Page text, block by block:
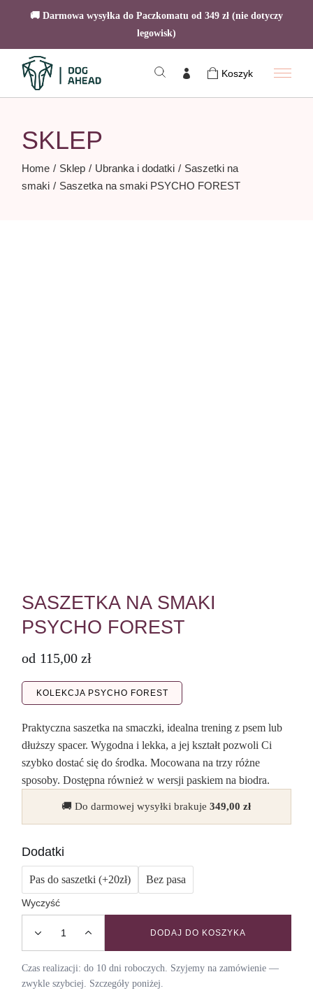
🚚 Darmowa wysyłka do Paczkomatu od 349 zł (nie dotyczy
legowisk)
content
Koszyk
SKLEP
Home Sklep Ubranka i dodatki
Saszetki na
smaki
Saszetka na smaki PSYCHO FOREST
SASZETKA NA SMAKI
PSYCHO FOREST
od 115,00 zł
KOLEKCJA PSYCHO FOREST
Praktyczna saszetka na smaczki, idealna trening z psem lub
dłuższy spacer. Wygodna i lekka, a jej kształt pozwoli Ci
szybko dostać się do środka. Mocowana na trzy różne
sposoby. Dostępna również w wersji paskiem na biodra.
🚚 Do darmowej wysyłki brakuje349,00zł
Dodatki
Pas do saszetki (+20zł) Bez pasa
Wyczyść
Saszetka na smaki PSYCHO FOREST quantity
DODAJ DO KOSZYKA
Czas realizacji: do 10 dni roboczych. Szyjemy na zamówienie —
zwykle szybciej. Szczegóły poniżej.